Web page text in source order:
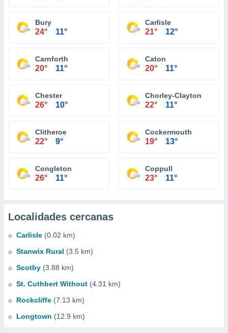
Bury
24° 11°
Carlisle
21° 12°
Carnforth
20° 11°
Caton
20° 11°
Chester
26° 10°
Chorley-Clayton
22° 11°
Clitheroe
22° 9°
Cockermouth
19° 13°
Congleton
26° 11°
Coppull
23° 11°
Localidades cercanas
Carlisle (0.02 km)
Stanwix Rural (3.5 km)
Scotby (3.88 km)
St. Cuthbert Without (4.31 km)
Rockcliffe (7.13 km)
Longtown (12.9 km)